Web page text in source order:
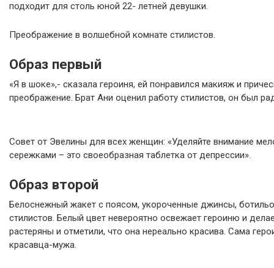
подходит для столь юной 22- летней девушки.
Преображение в волшебной комнате стилистов.
Образ первый
«Я в шоке»,- сказала героиня, ей понравился макияж и
преображение. Брат Ани оценил работу стилистов, он был
Совет от Эвелины для всех женщин: «Уделяйте внимание
сережками – это своеобразная таблетка от депрессии».
Образ второй
Белоснежный жакет с поясом, укороченные джинсы,
стилистов. Белый цвет невероятно освежает героиню и
растеряны и отметили, что она нереально красива. Сама
красавца-мужа.